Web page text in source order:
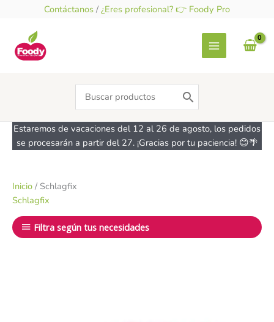
contenido
Contáctanos / ¿Eres profesional? 👉 Foody Pro
Search
for:
Estaremos de vacaciones del 12 al 26 de agosto, los pedidos
se procesarán a partir del 27. ¡Gracias por tu paciencia! 😊🌴
Inicio / Schlagfix
Schlagfix
Filtra según tus necesidades